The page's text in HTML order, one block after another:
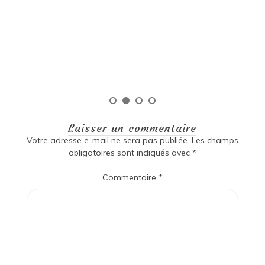
Laisser un commentaire
Votre adresse e-mail ne sera pas publiée. Les champs
obligatoires sont indiqués avec *
Commentaire *